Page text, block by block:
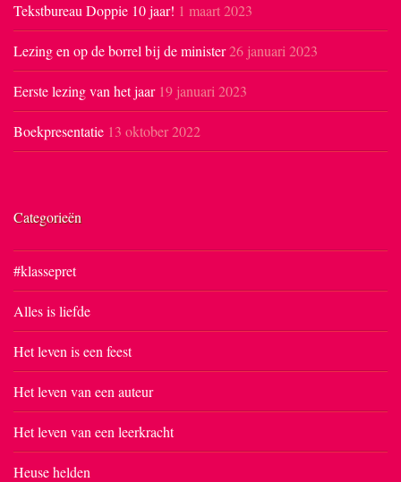
Tekstbureau Doppie 10 jaar! 1 maart 2023
Lezing en op de borrel bij de minister26 januari 2023
Eerste lezing van het jaar 19 januari 2023
Boekpresentatie 13 oktober 2022
Categorieën
#klassepret
Alles is liefde
Het leven is een feest
Het leven van een auteur
Het leven van een leerkracht
Heuse helden